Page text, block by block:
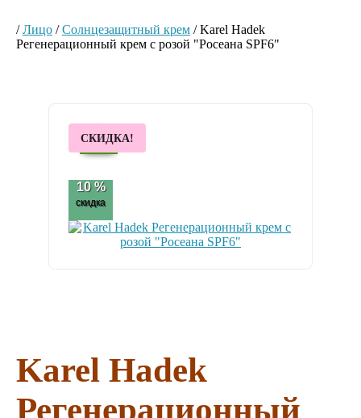
/ Лицо / Солнцезащитный крем /Karel Hadek
Регенерационный крем с розой "Росеана SPF6"
Под
ЗАКАЗ
10 %
скидка
СКИДКА!
Karel Hadek
Регенерационный